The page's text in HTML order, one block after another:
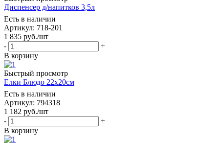
Диспенсер д/напитков 3,5л
Есть в наличии
Артикул: 718-201
1 835 руб./шт
-
+
В корзину
Быстрый просмотр
Елки Блюдо 22х20см
Есть в наличии
Артикул: 794318
1 182 руб./шт
-
+
В корзину